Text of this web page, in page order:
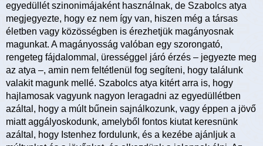
egyedüllét szinonimájaként használnak, de Szabolcs atya
megjegyezte, hogy ez nem így van, hiszen még a társas
életben vagy közösségben is érezhetjük magányosnak
magunkat. A magányosság valóban egy szorongató,
rengeteg fájdalommal, ürességgel járó érzés – jegyezte meg
az atya –, amin nem feltétlenül fog segíteni, hogy találunk
valakit magunk mellé. Szabolcs atya kitért arra is, hogy
hajlamosak vagyunk nagyon leragadni az egyedüllétben
azáltal, hogy a múlt bűnein sajnálkozunk, vagy éppen a jövő
miatt aggályoskodunk, amelyből fontos kiutat keresnünk
azáltal, hogy Istenhez fordulunk, és a kezébe ajánljuk a